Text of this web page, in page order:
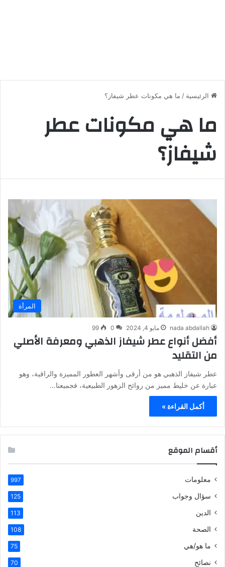
الرئيسية / ما هي مكونات عطر شيفاز؟
ما هي مكونات عطر
شيفاز؟
المرأة
nada abdallah مايو 4, 2024 0
99
أفضل أنواع عطر شيفاز الذهبي ومعرفة الأصلي
من التقليد
عطر شيفاز الذهبي هو من أرقى وأشهر العطور المميزة والراقية، وهو
عبارة عن خليط مميز من روائح الزهور الطبيعية، فجميعنا…
أكمل القراءة »
أقسام الموقع
معلومات 997
سؤال وجواب 125
الدين 113
الصحة 108
ما هو/هي 75
نصائح 70